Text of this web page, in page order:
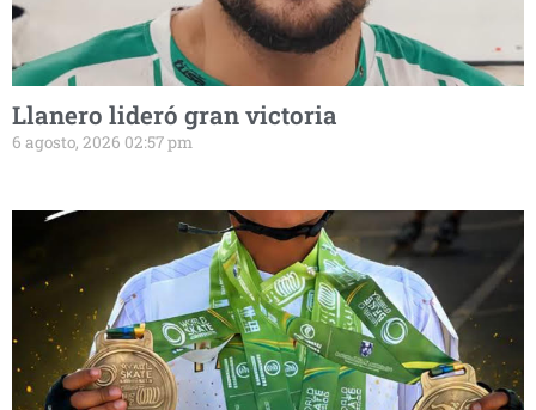
Llanero lideró gran victoria
6 agosto, 2026 02:57 pm